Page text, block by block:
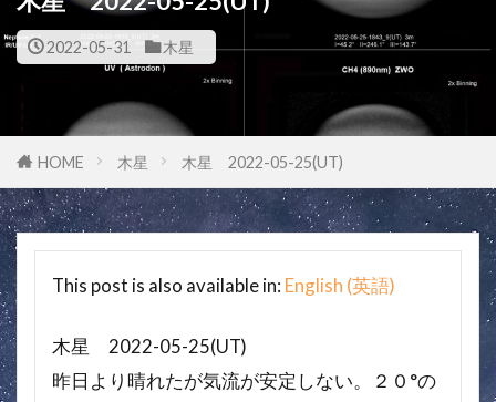
2022-05-31 木星
HOME 木星 木星 2022-05-25(UT)
This post is also available in: English (英語)
木星 2022-05-25(UT)
昨日より晴れたが気流が安定しない。２０°の